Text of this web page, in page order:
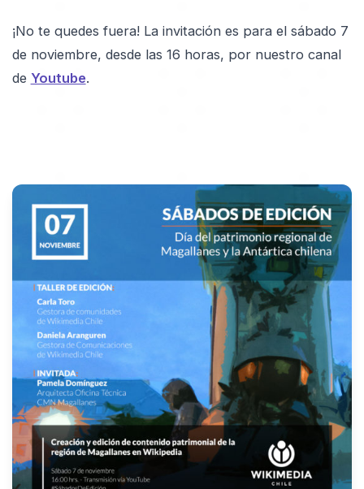
¡No te quedes fuera! La invitación es para el sábado 7
de noviembre, desde las 16 horas, por nuestro canal
de Youtube.